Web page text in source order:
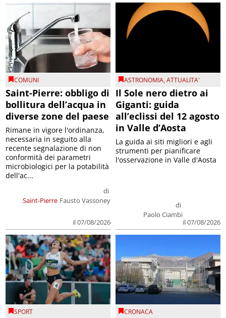
COMUNI
Saint-Pierre: obbligo di
bollitura dell’acqua in
diverse zone del paese
Saint-Pierre
di
Fausto Vassoney
il 07/08/2026
Rimane in vigore l'ordinanza,
necessaria in seguito alla
recente segnalazione di non
conformità dei parametri
microbiologici per la potabilità
dell'ac...
ASTRONOMIA,ATTUALITA'
Il Sole nero dietro ai
Giganti: guida
all’eclissi del 12 agosto
in Valle d’Aosta
di
Paolo Ciambi
il 07/08/2026
La guida ai siti migliori e agli
strumenti per pianificare
l'osservazione in Valle d'Aosta
SPORT CRONACA